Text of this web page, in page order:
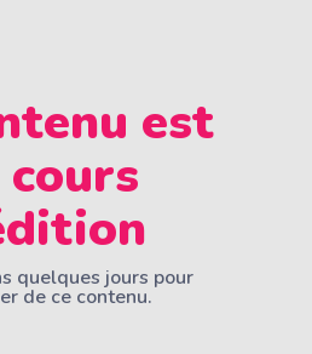
est
cours
quelques jours pour
de ce contenu.